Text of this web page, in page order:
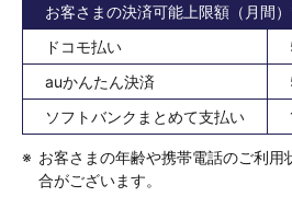
お客さまの決済可能上限額（月間）
ドコモ払い
auかんたん決済
ソフトバンクまとめて支払い
お客さまの年齢や携帯電話のご利
合がございます。